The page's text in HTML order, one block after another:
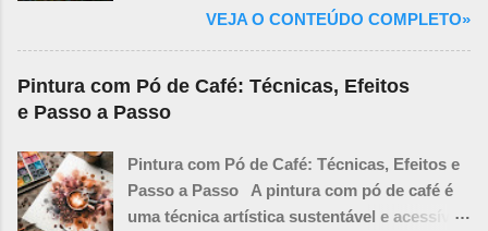
branco com tinta desde o início. Influenciar
as Cores Subsequentes: A cor da
imprimatura ...
a construir relacionamentos duradouros que
Seja você um novato na área ou um
vendedor experiente buscando aprimorar
guia definitivo para alcançar resultados
extraordinários e se destacar em qualquer
mercado.
assim se consideram satisfeitos, e fazem
isso nas vegetações tanto perto como nas
que estão mais longe.
VEJA O CONTEÚDO COMPLETO»
Pintura com Pó de Café: Técnicas, Efeitos
e Passo a Passo
Pintura com Pó de Café: Técnicas, Efeitos e
Passo a Passo A pintura com pó de café é
uma técnica artística sustentável e acessível